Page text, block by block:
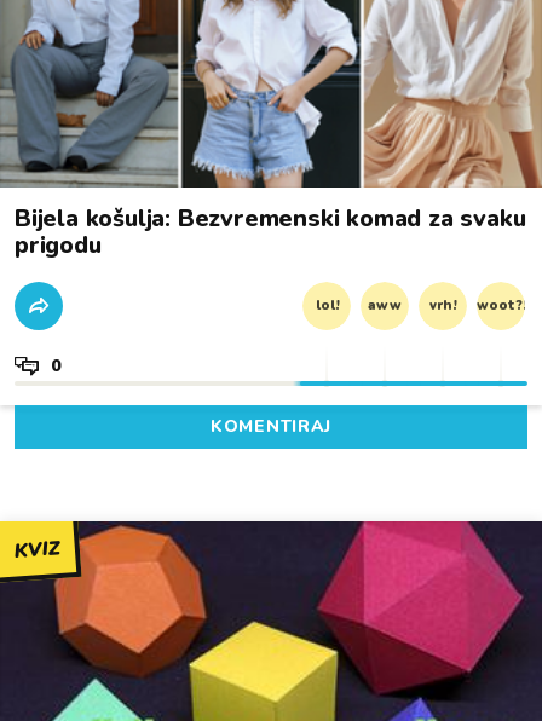
Bijela košulja: Bezvremenski komad za svaku
prigodu
lol! aww vrh! woot?!
0
KOMENTIRAJ
KVIZ